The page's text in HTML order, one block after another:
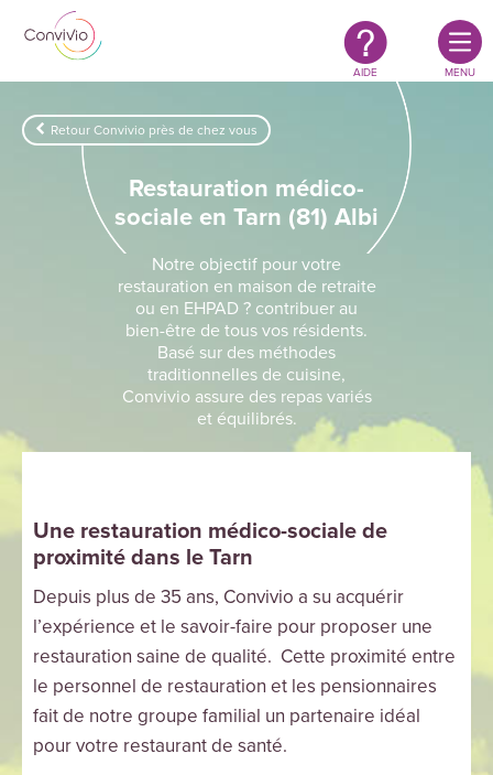
Aller au contenu principal
Restauration
authentique
responsable
AIDE MENU
Retour Convivio près de chez vous
Restauration médico-
sociale en Tarn (81) Albi
Notre objectif pour votre
restauration en maison de retraite
ou en EHPAD ? contribuer au
bien-être de tous vos résidents.
Basé sur des méthodes
traditionnelles de cuisine,
Convivio assure des repas variés
et équilibrés.
Une restauration médico-sociale de
proximité dans le Tarn
Depuis plus de 35 ans, Convivio a su acquérir
l’expérience et le savoir-faire pour proposer une
restauration saine de qualité. Cette proximité entre
le personnel de restauration et les pensionnaires
fait de notre groupe familial un partenaire idéal
pour votre restaurant de santé.